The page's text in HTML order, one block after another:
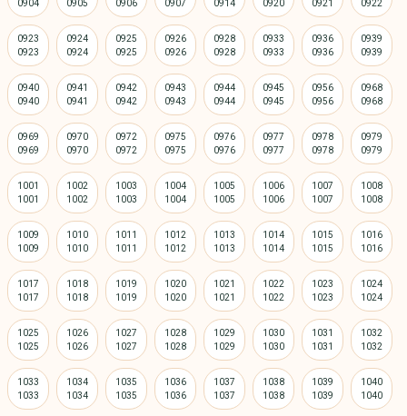
0923 0924 0925 0926 0928 0933 0936 0939
0940 0941 0942 0943 0944 0945 0956 0968
0969 0970 0972 0975 0976 0977 0978 0979
1001 1002 1003 1004 1005 1006 1007 1008
1009 1010 1011 1012 1013 1014 1015 1016
1017 1018 1019 1020 1021 1022 1023 1024
1025 1026 1027 1028 1029 1030 1031 1032
1033 1034 1035 1036 1037 1038 1039 1040